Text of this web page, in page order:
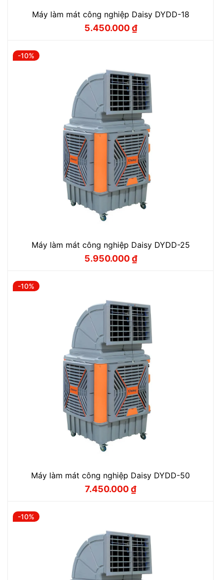
Máy làm mát công nghiệp Daisy DYDD-18
Giá
5.450.000₫
Giá
-10%
Máy làm mát công nghiệp Daisy DYDD-25
Giá
5.950.000₫
Giá
-10%
Máy làm mát công nghiệp Daisy DYDD-50
Giá
7.450.000₫
Giá
-10%